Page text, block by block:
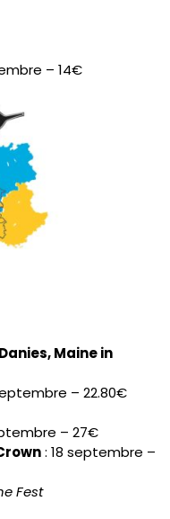
– 14€
Maine in
– 22.80€
– 27€
: 18 septembre –
Fest